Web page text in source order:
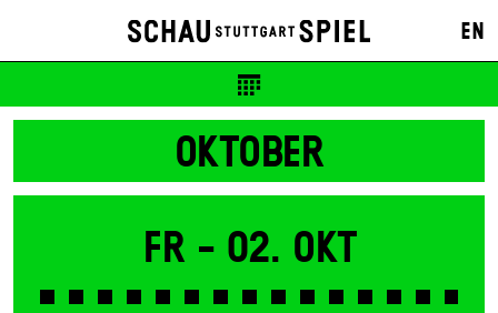
EN
12 €
OKTOBER
Fr - 02. Okt